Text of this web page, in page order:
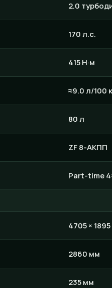
2.0
170 л.с.
415 Н·м
≈9.0 л/100
80 л
ZF 8-АКПП
Part-time
4705 ×
2860 мм
235 мм